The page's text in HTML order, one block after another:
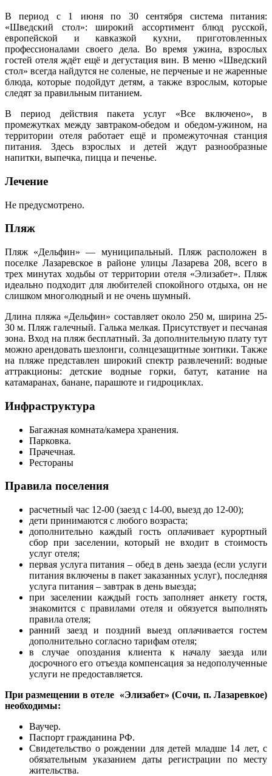
В период с 1 июня по 30 сентября система питания:
«Шведский стол»: широкий ассортимент блюд русской,
европейской и кавказкой кухни, приготовленных
профессионалами своего дела. Во время ужина, взрослых
гостей отеля ждёт ещё и дегустация вин. В меню «Шведский
стол» всегда найдутся не соленые, не перченые и не жаренные
блюда, которые подойдут детям, а также взрослым, которые
следят за правильным питанием.
В период действия пакета услуг «Все включено», в
промежутках между завтраком-обедом и обедом-ужином, на
территории отеля работает ещё и промежуточная станция
питания. Здесь взрослых и детей ждут разнообразные
напитки, выпечка, пицца и печенье.
Лечение
Не предусмотрено.
Пляж
Пляж «Дельфин» — муниципальный. Пляж расположен в
поселке Лазаревское в районе улицы Лазарева 208, всего в
трех минутах ходьбы от территории отеля «Элизабет». Пляж
идеально подходит для любителей спокойного отдыха, он не
слишком многолюдный и не очень шумный.
Длина пляжа «Дельфин» составляет около 250 м, ширина 25-
30 м. Пляж галечный. Галька мелкая. Присутствует и песчаная
зона. Вход на пляж бесплатный. За дополнительную плату тут
можно арендовать шезлонги, солнцезащитные зонтики. Также
на пляже представлен широкий спектр развлечений: водные
аттракционы: детские водные горки, батут, катание на
катамаранах, банане, парашюте и гидроциклах.
Инфраструктура
Багажная комната/камера хранения.
Парковка.
Прачечная.
Рестораны
Правила поселения
расчетный час 12-00 (заезд с 14-00, выезд до 12-00);
дети принимаются с любого возраста;
дополнительно каждый гость оплачивает курортный
сбор при заселении, который не входит в стоимость
услуг отеля;
первая услуга питания – обед в день заезда (если услуги
питания включены в пакет заказанных услуг), последняя
услуга питания – завтрак в день выезда;
при заселении каждый гость заполняет анкету гостя,
знакомится с правилами отеля и обязуется выполнять
правила отеля;
ранний заезд и поздний выезд оплачивается гостем
дополнительно согласно тарифам отеля;
в случае опоздания клиента к началу заезда или
досрочного его отъезда компенсация за недополученные
услуги не предоставляется.
При размещении в отеле «Элизабет» (Сочи, п. Лазаревкое)
необходимы:
Ваучер.
Паспорт гражданина РФ.
Свидетельство о рождении для детей младше 14 лет, с
обязательным указанием даты регистрации по месту
жительства.